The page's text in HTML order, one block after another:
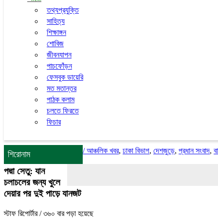
তথ্যপ্রযুক্তি
সাহিত্য
শিক্ষাঙ্গন
শোবিজ
জীবনযাপন
পাচফোঁড়ন
ফেসবুক ডায়েরি
মত মতান্তর
পাঠক কলাম
চলতে ফিরতে
ফিচার
শিরোনাম /আঞ্চলিক খবর,ঢাকা বিভাগ,দেশজুড়ে,প্রধান সংবাদ,
পদ্মা সেতু: যান
চলাচলের জন্য খুলে
দেয়ার পর দুই পাড়ে যানজট
স্টাফ রিপোর্টার/ ৩৬০ বার পড়া হয়েছে